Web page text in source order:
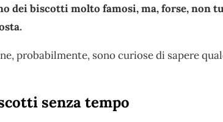
dei biscotti molto famosi, ma, forse, non
probabilmente, sono curiose di sapere
senza tempo